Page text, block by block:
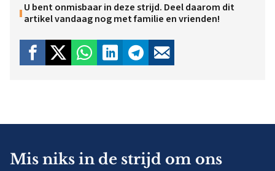
U bent onmisbaar in deze strijd. Deel daarom dit
artikel vandaag nog met familie en vrienden!
Mis niks in de strijd om ons